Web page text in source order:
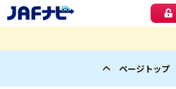
ページトップ